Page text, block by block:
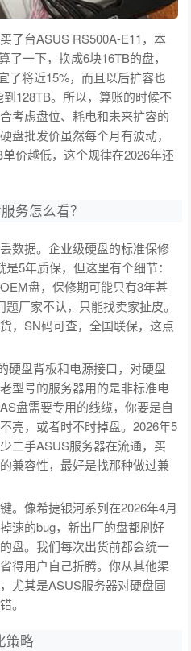
了台ASUS RS500A-E11，本
了一下，换成6块16TB的盘，
了将近15%，而且以后扩容也
128TB。所以，算账的时候不
考虑盘位、耗电和未来扩容的
盘批发价虽然每个月有波动，
价越低，这个规律在2026年还
务怎么看？
数据。企业级硬盘的标准保修
5年质保，但这里有个细节：
盘，保修期可能只有3年甚
厂家不认，只能找卖家扯皮。
，SN码可查，全国联保，这点
硬盘背板和电源接口，对硬盘
型号的服务器用的是非标准电
盘需要专用的线缆，你要是自
亮，或者时不时掉盘。2026年5
二手ASUS服务器在流通，买
兼容性，最好是找那种做过兼
。像希捷银河系列在2026年4月
速的bug，新出厂的盘都刷好
盘。我们每次出货前都会统一
得用户自己折腾。你从其他渠
尤其是ASUS服务器对硬盘固
。
策略